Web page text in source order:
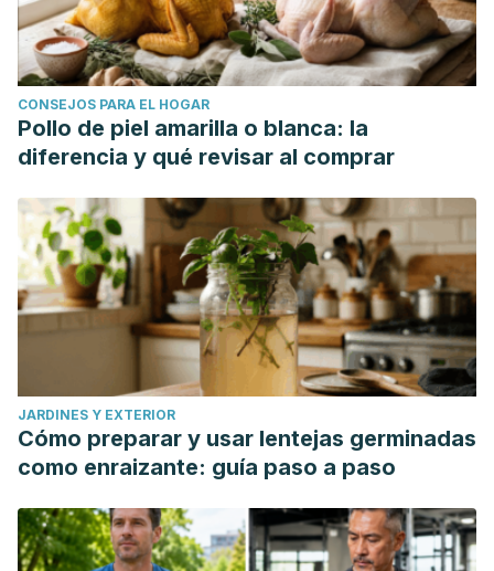
CONSEJOS PARA EL HOGAR
Pollo de piel amarilla o blanca: la
diferencia y qué revisar al comprar
JARDINES Y EXTERIOR
Cómo preparar y usar lentejas germinadas
como enraizante: guía paso a paso